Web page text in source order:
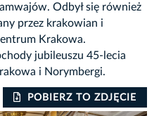
Odbył się również
przez krakowian i
Krakowa.
jubileuszu 45-lecia
i Norymbergi.
POBIERZ TO ZDJĘCIE